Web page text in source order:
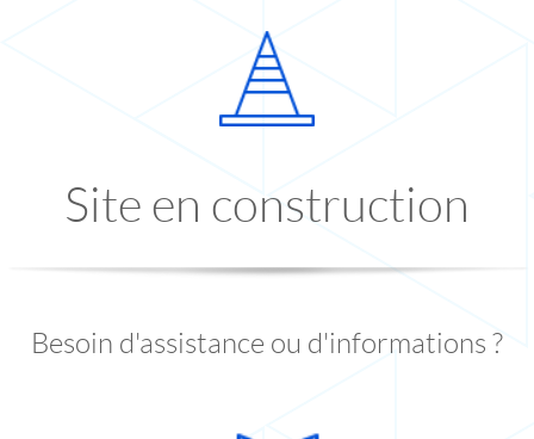
Site en construction
Besoin d'assistance ou d'informations ?